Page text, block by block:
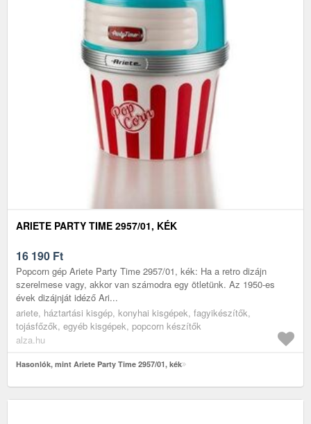
ARIETE PARTY TIME 2957/01, KÉK
16 190 Ft
Popcorn gép Ariete Party Time 2957/01, kék: Ha a retro dizájn
szerelmese vagy, akkor van számodra egy ötletünk. Az 1950-es
évek dizájnját idéző Ari...
ariete, háztartási kisgép, konyhai kisgépek, fagyikészítők,
tojásfőzők, egyéb kisgépek, popcorn készítők
alza.hu
Hasonlók, mint Ariete Party Time 2957/01, kék